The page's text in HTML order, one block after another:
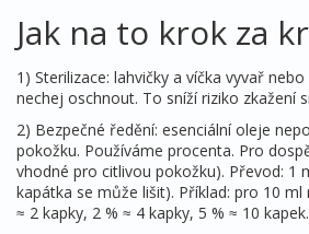
Jak na to krok za
1) Sterilizace: lahvičky a víčka vyvař
nechej oschnout. To sníží riziko zkažení
2) Bezpečné ředění: esenciální oleje
pokožku. Používáme procenta. Pro
vhodné pro citlivou pokožku). Převod: 1
kapátka se může lišit). Příklad: pro 10
≈ 2 kapky, 2 % ≈ 4 kapky, 5 % ≈ 10 kapek.